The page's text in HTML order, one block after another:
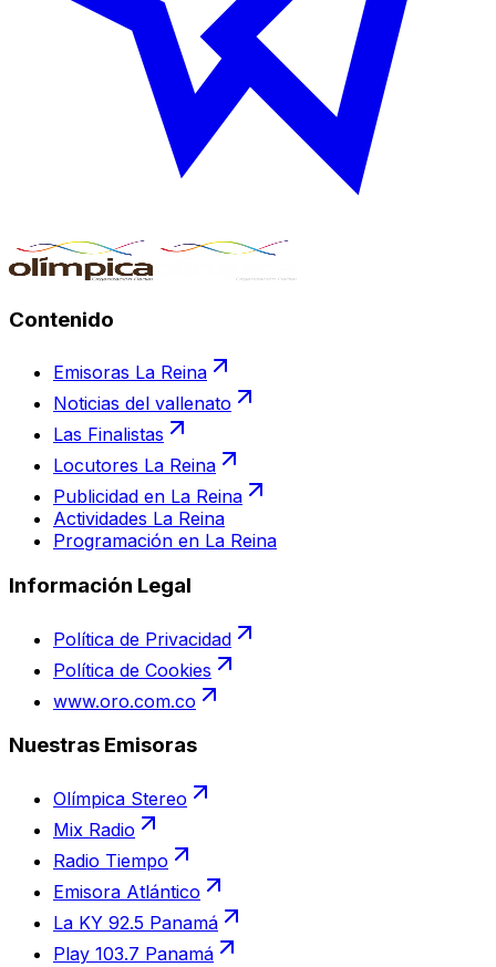
Contenido
Emisoras La Reina
Noticias del vallenato
Las Finalistas
Locutores La Reina
Publicidad en La Reina
Actividades La Reina
Programación en La Reina
Información Legal
Política de Privacidad
Política de Cookies
www.oro.com.co
Nuestras Emisoras
Olímpica Stereo
Mix Radio
Radio Tiempo
Emisora Atlántico
La KY 92.5 Panamá
Play 103.7 Panamá